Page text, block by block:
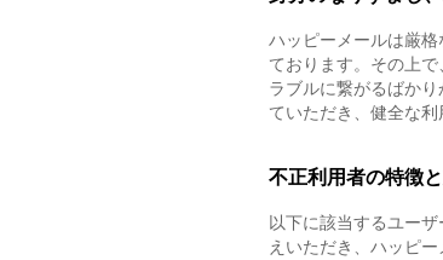
ハッピーメールは厳
ております。その上
ラブルに繋がるばか
ていただき、健全な利
不正利用者の特徴
以下に該当するユー
えいただき、ハッピー